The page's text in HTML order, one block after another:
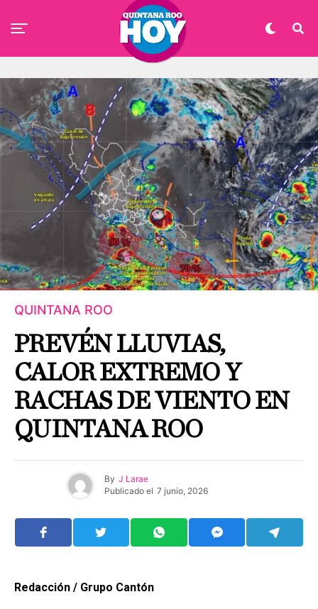
QUINTANA ROO
PREVÉN LLUVIAS,
CALOR EXTREMO Y
RACHAS DE VIENTO EN
QUINTANA ROO
By J Larae
Publicado el 7 junio, 2026
Redacción / Grupo Cantón